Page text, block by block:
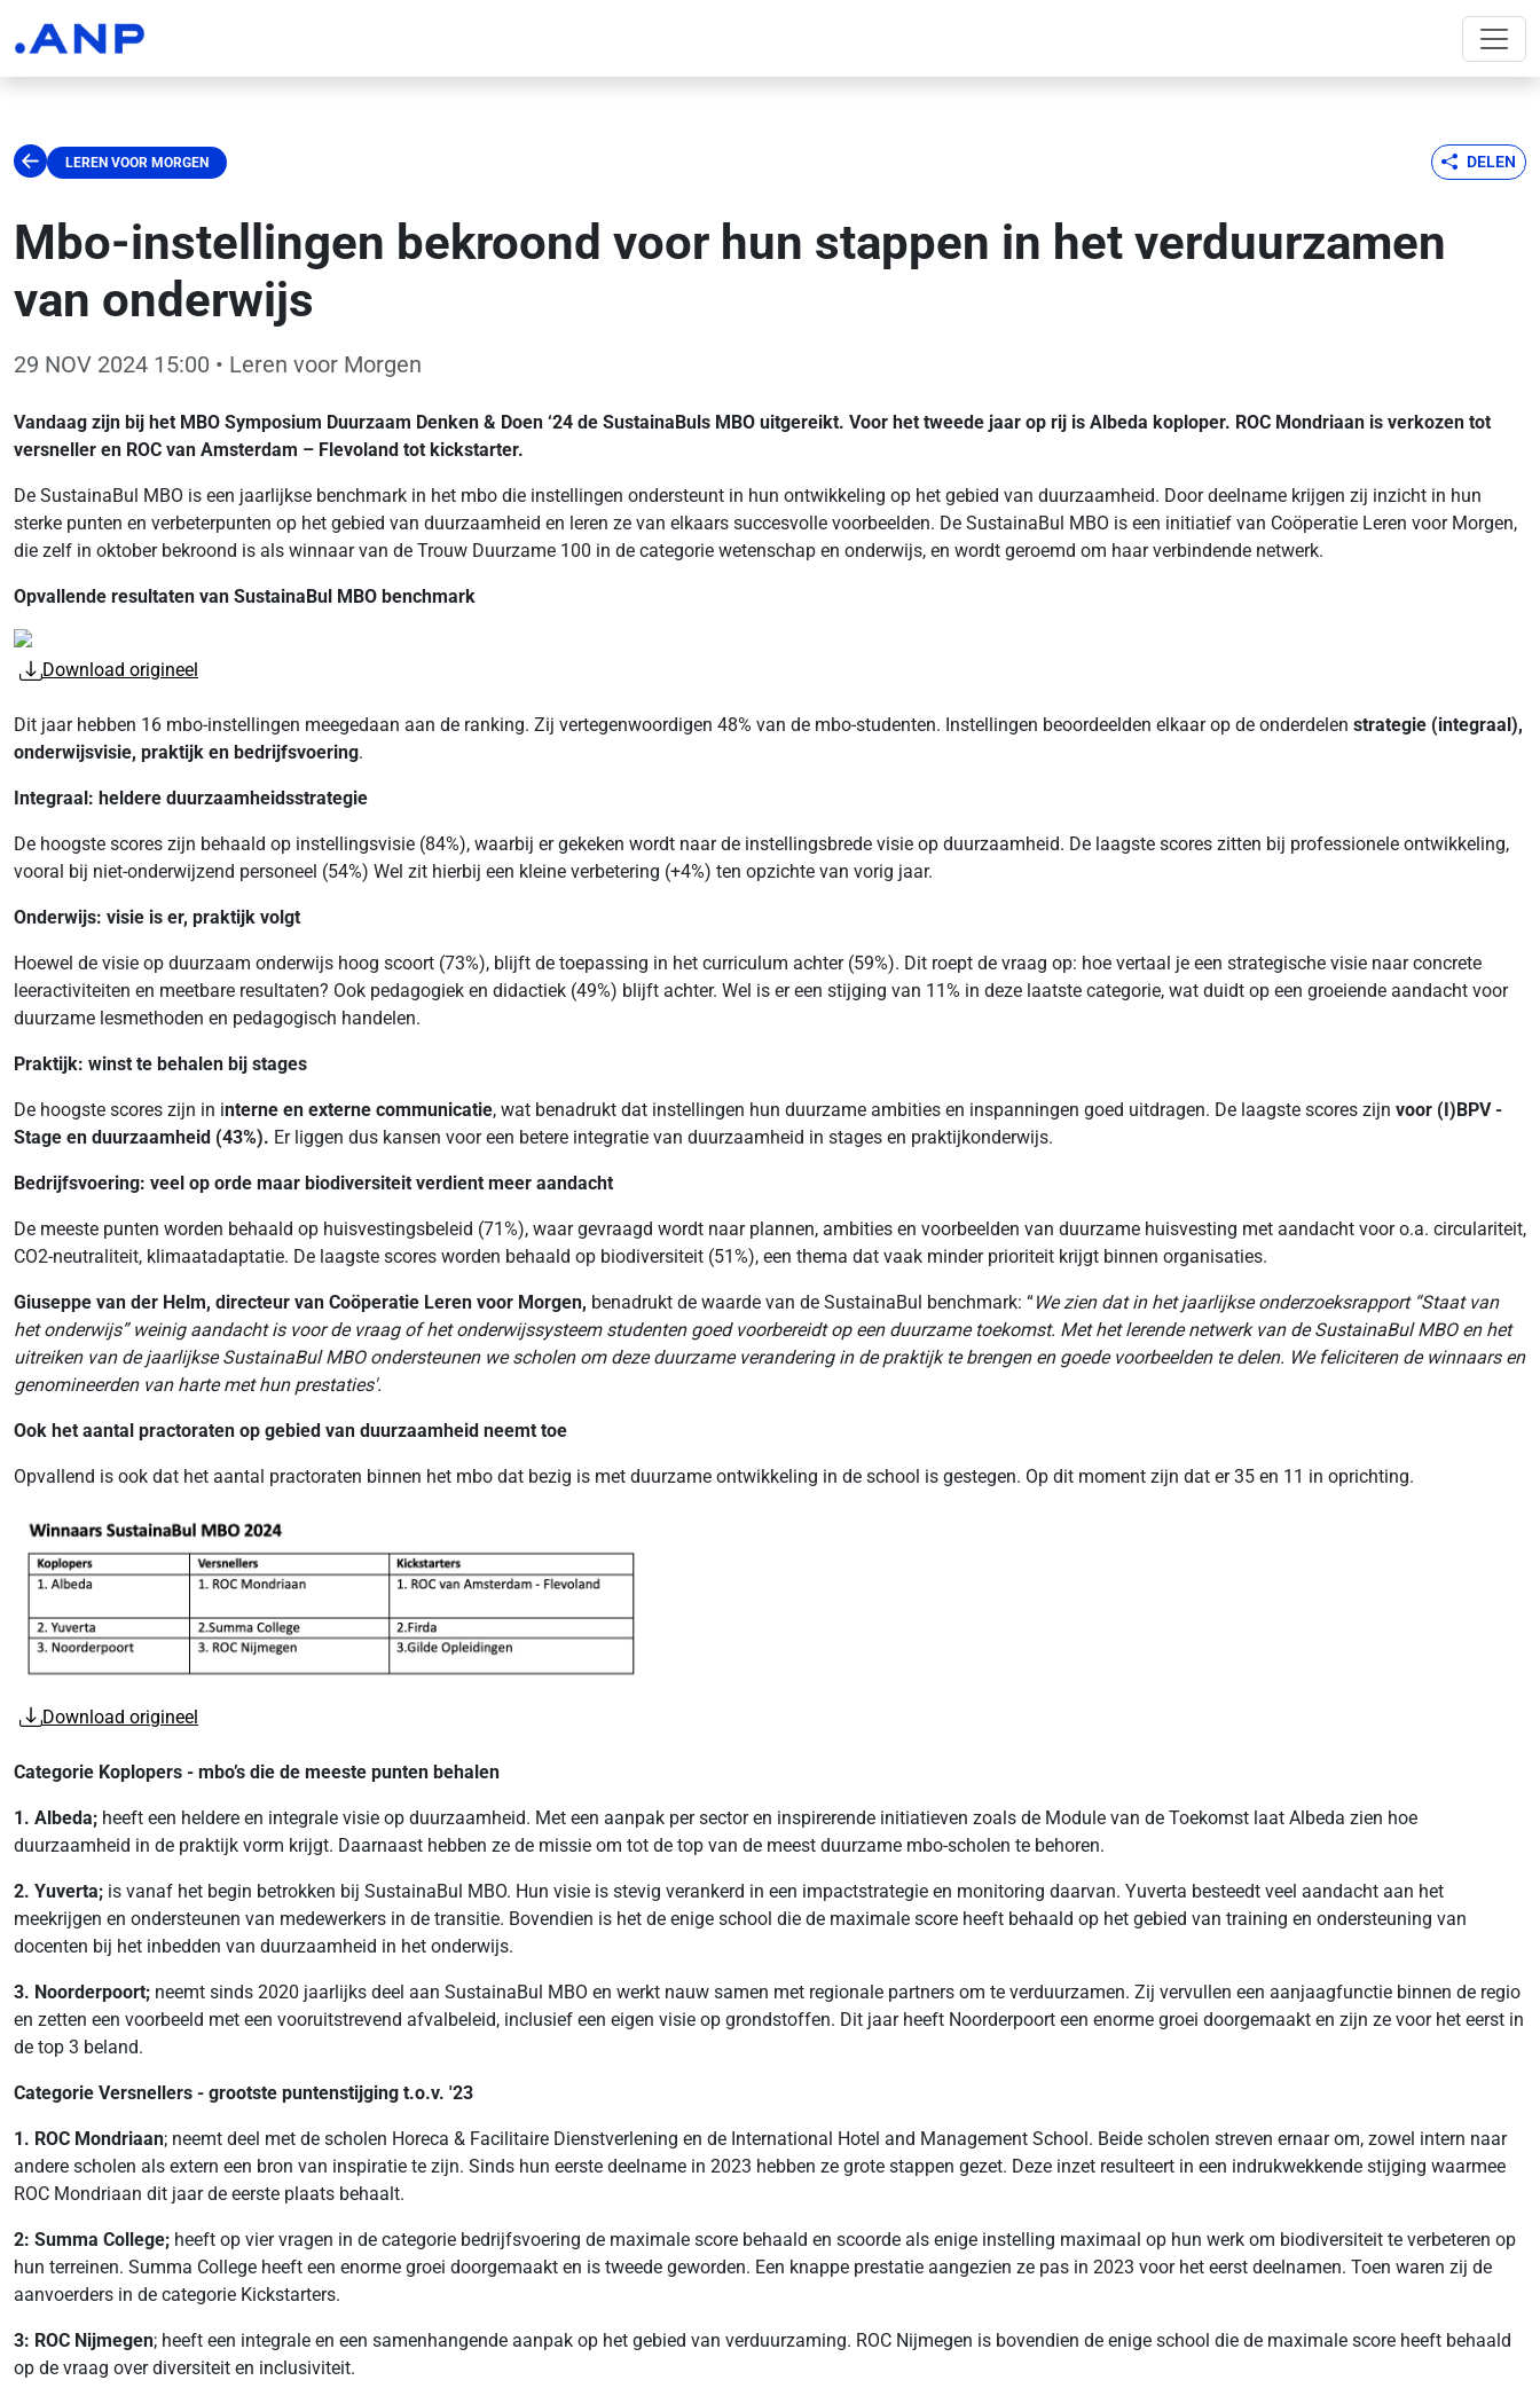
LEREN VOOR MORGEN DELEN
Mbo-instellingen bekroond voor hun stappen in het verduurzamen
van onderwijs
29 NOV 2024 15:00 • Leren voor Morgen
Vandaag zijn bij het MBO Symposium Duurzaam Denken & Doen ‘24 de SustainaBuls MBO uitgereikt. Voor het tweede jaar op rij is Albeda koploper. ROC Mondriaan is verkozen tot
versneller en ROC van Amsterdam – Flevoland tot kickstarter.
De SustainaBul MBO is een jaarlijkse benchmark in het mbo die instellingen ondersteunt in hun ontwikkeling op het gebied van duurzaamheid. Door deelname krijgen zij inzicht in hun
sterke punten en verbeterpunten op het gebied van duurzaamheid en leren ze van elkaars succesvolle voorbeelden. De SustainaBul MBO is een initiatief van Coöperatie Leren voor Morgen,
die zelf in oktober bekroond is als winnaar van de Trouw Duurzame 100 in de categorie wetenschap en onderwijs, en wordt geroemd om haar verbindende netwerk.
Opvallende resultaten van SustainaBul MBO benchmark
Download origineel
Dit jaar hebben 16 mbo-instellingen meegedaan aan de ranking. Zij vertegenwoordigen 48% van de mbo-studenten. Instellingen beoordeelden elkaar op de onderdelen strategie (integraal),
onderwijsvisie, praktijk en bedrijfsvoering.
Integraal: heldere duurzaamheidsstrategie
De hoogste scores zijn behaald op instellingsvisie (84%), waarbij er gekeken wordt naar de instellingsbrede visie op duurzaamheid. De laagste scores zitten bij professionele ontwikkeling,
vooral bij niet-onderwijzend personeel (54%) Wel zit hierbij een kleine verbetering (+4%) ten opzichte van vorig jaar.
Onderwijs: visie is er, praktijk volgt
Hoewel de visie op duurzaam onderwijs hoog scoort (73%), blijft de toepassing in het curriculum achter (59%). Dit roept de vraag op: hoe vertaal je een strategische visie naar concrete
leeractiviteiten en meetbare resultaten? Ook pedagogiek en didactiek (49%) blijft achter. Wel is er een stijging van 11% in deze laatste categorie, wat duidt op een groeiende aandacht voor
duurzame lesmethoden en pedagogisch handelen.
Praktijk: winst te behalen bij stages
De hoogste scores zijn in interne en externe communicatie, wat benadrukt dat instellingen hun duurzame ambities en inspanningen goed uitdragen. De laagste scores zijn voor (I)BPV -
Stage en duurzaamheid (43%). Er liggen dus kansen voor een betere integratie van duurzaamheid in stages en praktijkonderwijs.
Bedrijfsvoering: veel op orde maar biodiversiteit verdient meer aandacht
De meeste punten worden behaald op huisvestingsbeleid (71%), waar gevraagd wordt naar plannen, ambities en voorbeelden van duurzame huisvesting met aandacht voor o.a. circulariteit,
CO2-neutraliteit, klimaatadaptatie. De laagste scores worden behaald op biodiversiteit (51%), een thema dat vaak minder prioriteit krijgt binnen organisaties.
Giuseppe van der Helm, directeur van Coöperatie Leren voor Morgen, benadrukt de waarde van de SustainaBul benchmark: “We zien dat in het jaarlijkse onderzoeksrapport “Staat van
het onderwijs” weinig aandacht is voor de vraag of het onderwijssysteem studenten goed voorbereidt op een duurzame toekomst. Met het lerende netwerk van de SustainaBul MBO en het
uitreiken van de jaarlijkse SustainaBul MBO ondersteunen we scholen om deze duurzame verandering in de praktijk te brengen en goede voorbeelden te delen. We feliciteren de winnaars en
genomineerden van harte met hun prestaties'.
Ook het aantal practoraten op gebied van duurzaamheid neemt toe
Opvallend is ook dat het aantal practoraten binnen het mbo dat bezig is met duurzame ontwikkeling in de school is gestegen. Op dit moment zijn dat er 35 en 11 in oprichting.
Download origineel
Categorie Koplopers - mbo’s die de meeste punten behalen
1. Albeda; heeft een heldere en integrale visie op duurzaamheid. Met een aanpak per sector en inspirerende initiatieven zoals de Module van de Toekomst laat Albeda zien hoe
duurzaamheid in de praktijk vorm krijgt. Daarnaast hebben ze de missie om tot de top van de meest duurzame mbo-scholen te behoren.
2. Yuverta; is vanaf het begin betrokken bij SustainaBul MBO. Hun visie is stevig verankerd in een impactstrategie en monitoring daarvan. Yuverta besteedt veel aandacht aan het
meekrijgen en ondersteunen van medewerkers in de transitie. Bovendien is het de enige school die de maximale score heeft behaald op het gebied van training en ondersteuning van
docenten bij het inbedden van duurzaamheid in het onderwijs.
3. Noorderpoort; neemt sinds 2020 jaarlijks deel aan SustainaBul MBO en werkt nauw samen met regionale partners om te verduurzamen. Zij vervullen een aanjaagfunctie binnen de regio
en zetten een voorbeeld met een vooruitstrevend afvalbeleid, inclusief een eigen visie op grondstoffen. Dit jaar heeft Noorderpoort een enorme groei doorgemaakt en zijn ze voor het eerst in
de top 3 beland.
Categorie Versnellers - grootste puntenstijging t.o.v. '23
1. ROC Mondriaan; neemt deel met de scholen Horeca & Facilitaire Dienstverlening en de International Hotel and Management School. Beide scholen streven ernaar om, zowel intern naar
andere scholen als extern een bron van inspiratie te zijn. Sinds hun eerste deelname in 2023 hebben ze grote stappen gezet. Deze inzet resulteert in een indrukwekkende stijging waarmee
ROC Mondriaan dit jaar de eerste plaats behaalt.
2: Summa College; heeft op vier vragen in de categorie bedrijfsvoering de maximale score behaald en scoorde als enige instelling maximaal op hun werk om biodiversiteit te verbeteren op
hun terreinen. Summa College heeft een enorme groei doorgemaakt en is tweede geworden. Een knappe prestatie aangezien ze pas in 2023 voor het eerst deelnamen. Toen waren zij de
aanvoerders in de categorie Kickstarters.
3: ROC Nijmegen; heeft een integrale en een samenhangende aanpak op het gebied van verduurzaming. ROC Nijmegen is bovendien de enige school die de maximale score heeft behaald
op de vraag over diversiteit en inclusiviteit.